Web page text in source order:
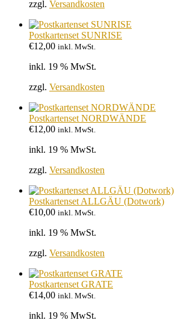
zzgl. Versandkosten
Postkartenset SUNRISE
€12,00 inkl. MwSt.
inkl. 19 % MwSt.
zzgl. Versandkosten
Postkartenset NORDWÄNDE
€12,00 inkl. MwSt.
inkl. 19 % MwSt.
zzgl. Versandkosten
Postkartenset ALLGÄU (Dotwork)
€10,00 inkl. MwSt.
inkl. 19 % MwSt.
zzgl. Versandkosten
Postkartenset GRATE
€14,00 inkl. MwSt.
inkl. 19 % MwSt.